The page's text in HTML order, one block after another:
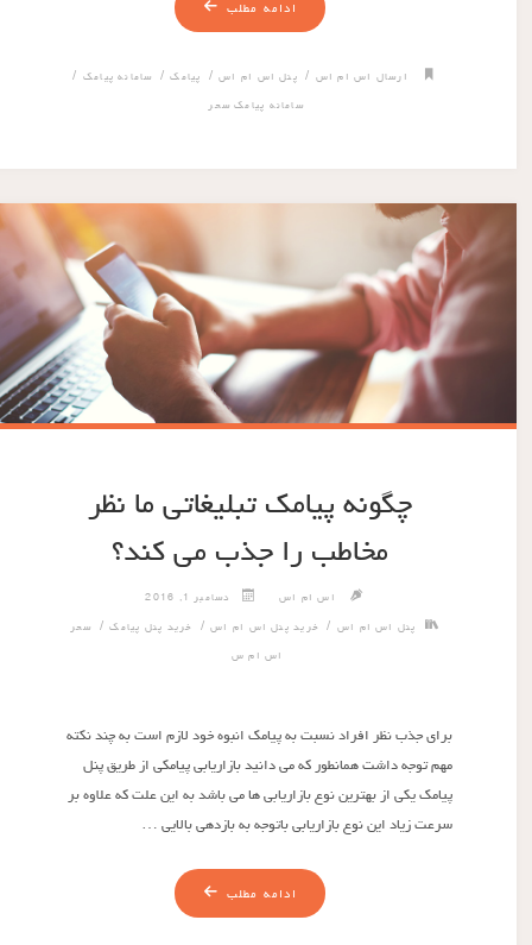
ادامه مطلب
ارسال اس ام اس/ پنل اس ام اس / پیامک/ سامانه پیامک/
سامانه پیامک سحر
چگونه پیامک تبلیغاتی ما نظر
مخاطب را جذب می کند؟
اس ام اس دسامبر 1, 2016
پنل اس ام اس/ خرید پنل اس ام اس / خرید پنل پیامک/ سحر
اس ام س
برای جذب نظر افراد نسبت به پیامک انبوه خود لازم است به چند نکته
مهم توجه داشت همانطور که می دانید بازاریابی پیامکی از طریق پنل
پیامک یکی از بهترین نوع بازاریابی ها می باشد به این علت که علاوه بر
سرعت زیاد این نوع بازاریابی باتوجه به بازدهی بالایی …
ادامه مطلب